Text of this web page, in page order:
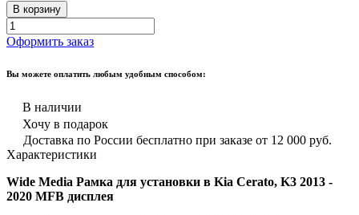
В корзину
Оформить заказ
Вы можете оплатить любым удобным способом:
В наличии
Хочу в подарок
Доставка по России бесплатно при заказе от 12 000 руб.
Характеристики
Wide Media Рамка для установки в Kia Cerato, K3 2013 -
2020 MFB дисплея